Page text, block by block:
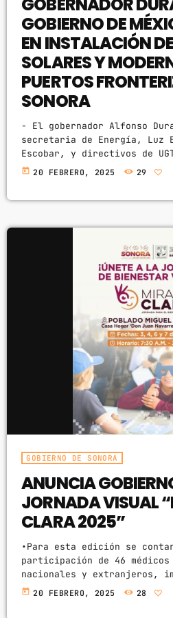
GOBERNADOR
GOBIERNO DE
EN INSTALACIÓN
SOLARES Y
PUERTOS
SONORA
- El gobernador Alfonso
secretaria de Energía, Luz
Escobar, y directivos de
seguimiento a la operación
energías limpias,
today 20 FEBRERO, 2025 29
GOBIERNO DE SONORA
ANUNCIA
JORNADA VISUAL
CLARA 2025”
•Para esta edición se
participación de 46
nacionales y extranjeros,
equipo de última
today 20 FEBRERO, 2025 28